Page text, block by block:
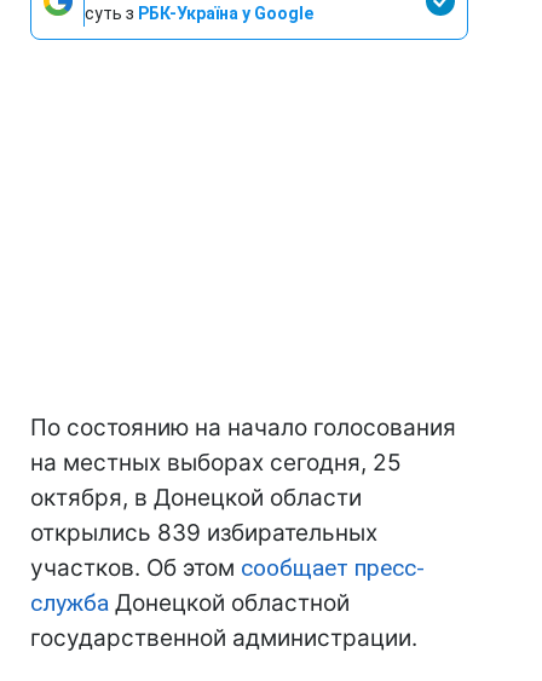
суть з РБК-Україна у Google
По состоянию на начало голосования
на местных выборах сегодня, 25
октября, в Донецкой области
открылись 839 избирательных
участков. Об этом сообщает пресс-
служба Донецкой областной
государственной администрации.